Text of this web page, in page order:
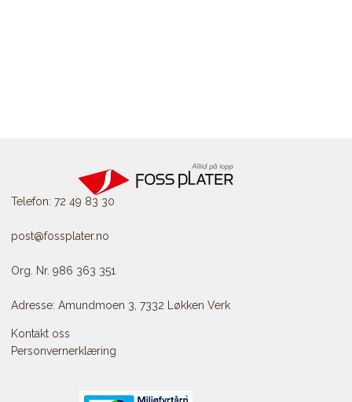
Telefon: 72 49 83 30
post@fossplater.no
Org. Nr. 986 363 351
Adresse: Amundmoen 3, 7332 Løkken Verk
Kontakt oss
Personvernerklæring